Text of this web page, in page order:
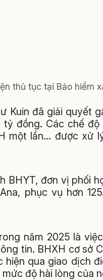
thủ tục tại Bảo hiểm
Kuin đã giải quyết
đồng. Các chế
một lần… được xử
BHYT, đơn vị phối
phục vụ hơn
năm 2025 là
tin. BHXH cơ sở
qua giao dịch
độ hài lòng của